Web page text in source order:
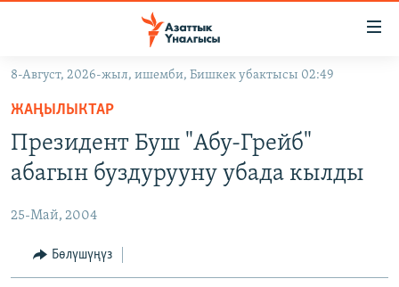
Навигацияга
өтүңүз
Издөөгө
салыңызКЫРГЫЗСТАН
ЭКОНОМИКА
МАДАНИЯТ
ДҮЙНӨ
БОРБОР АЗИЯ
АТАЙЫН ИЛИКТӨӨ
ТВ ПРОГРАММАЛАР
8-Август, 2026-жыл, ишемби, Бишкек убактысы 02:49
ЖАҢЫЛЫКТАР
Президент Буш "Абу-Грейб"
абагын буздурууну убада кылды
25-Май, 2004
Бөлүшүңүз